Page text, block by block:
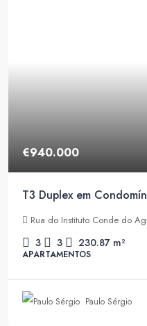
€940.000
T3 Duplex em
Rua do Instituto Conde do
3 3 230.87 m²
APARTAMENTOS
Paulo Sérgio